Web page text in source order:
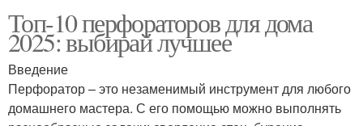
Топ-10 перфораторов для дома
2025: выбирай лучшее
Введение
Перфоратор – это незаменимый инструмент для любого
домашнего мастера. С его помощью можно выполнять